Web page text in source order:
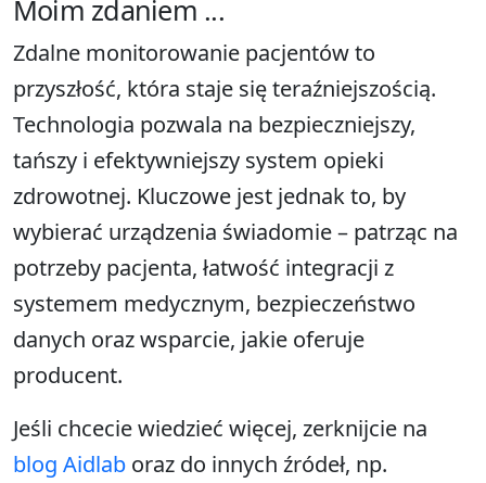
Moim zdaniem ...
Zdalne monitorowanie pacjentów to
przyszłość, która staje się teraźniejszością.
Technologia pozwala na bezpieczniejszy,
tańszy i efektywniejszy system opieki
zdrowotnej. Kluczowe jest jednak to, by
wybierać urządzenia świadomie – patrząc na
potrzeby pacjenta, łatwość integracji z
systemem medycznym, bezpieczeństwo
danych oraz wsparcie, jakie oferuje
producent.
Jeśli chcecie wiedzieć więcej, zerknijcie na
blog Aidlab oraz do innych źródeł, np.